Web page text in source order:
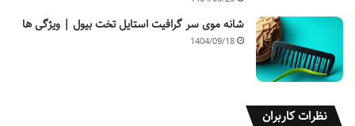
شانه موی سر گرافیت استایل تخت بیول | ویژگی ها
1404/09/18
نظرات کاربران